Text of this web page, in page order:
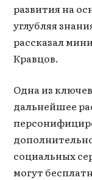
развития на
углубляя
рассказал
Кравцов.
Одна из
дальнейшее
социальных
могут